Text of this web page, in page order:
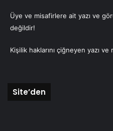
Üye ve misafirlere ait yazı ve
değildir!
Kişilik haklarını çiğneyen yazı
Site’den